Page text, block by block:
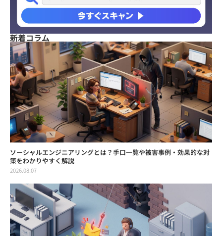
新着コラム
ソーシャルエンジニアリングとは？手口一覧や被害事例・効果的な対
策をわかりやすく解説
2026.08.07